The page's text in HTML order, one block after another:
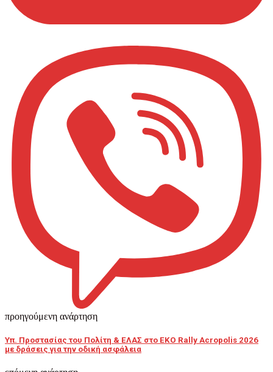
προηγούμενη ανάρτηση
Υπ. Προστασίας του Πολίτη & ΕΛΑΣ στο EKO Rally Acropolis 2026
με δράσεις για την οδική ασφάλεια